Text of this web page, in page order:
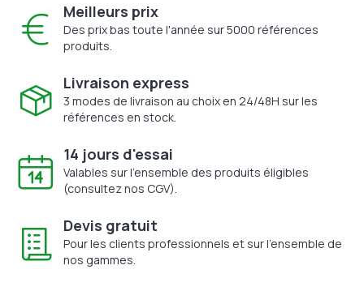
Meilleurs prix
Des prix bas toute l'année sur 5000 références
produits.
Livraison express
3 modes de livraison au choix en 24/48H sur les
références en stock.
14 jours d'essai
Valables sur l'ensemble des produits éligibles
(consultez nos CGV).
Devis gratuit
Pour les clients professionnels et sur l'ensemble de
nos gammes.